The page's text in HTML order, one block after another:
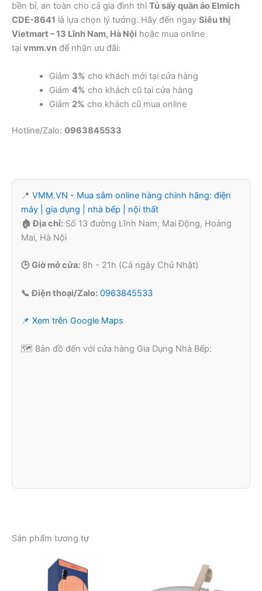
bền bỉ, an toàn cho cả gia đình thì Tủ sấy quần áo Elmich
CDE-8641 là lựa chọn lý tưởng. Hãy đến ngay Siêu thị
Vietmart – 13 Lĩnh Nam, Hà Nội hoặc mua online
tại vmm.vn để nhận ưu đãi:
Giảm 3% cho khách mới tại cửa hàng
Giảm 4% cho khách cũ tại cửa hàng
Giảm 2% cho khách cũ mua online
Hotline/Zalo: 0963845533
📍 VMM.VN - Mua sắm online hàng chính hãng: điện
máy | gia dụng | nhà bếp | nội thất
🏠 Địa chỉ: Số 13 đường Lĩnh Nam, Mai Động, Hoàng
Mai, Hà Nội
🕒 Giờ mở cửa: 8h - 21h (Cả ngày Chủ Nhật)
📞 Điện thoại/Zalo: 0963845533
📌 Xem trên Google Maps
🗺️ Bản đồ đến với cửa hàng Gia Dụng Nhà Bếp:
Sản phẩm tương tự